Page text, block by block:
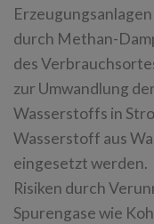
durch Methan-
des
zur Umwandlung
Wasserstoffs in
Wasserstoff aus
eingesetzt werden.
Risiken durch
Spurengase wie